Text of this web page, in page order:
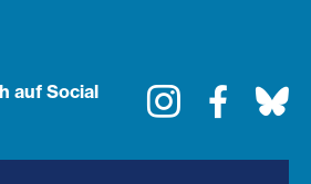
auf Social
Instagram